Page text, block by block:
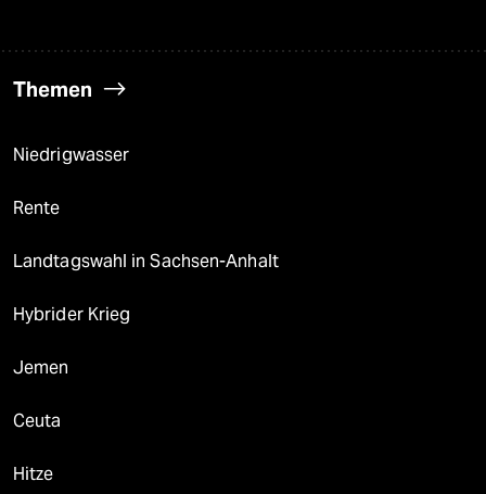
Themen
Niedrigwasser
Rente
Landtagswahl in Sachsen-Anhalt
Hybrider Krieg
Jemen
Ceuta
Hitze